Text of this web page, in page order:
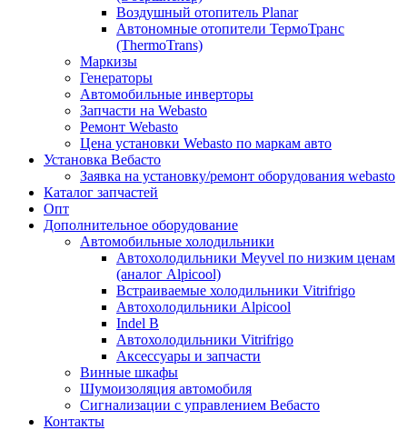
Воздушный отопитель Planar
Автономные отопители ТермоТранс
(ThermoTrans)
Маркизы
Генераторы
Автомобильные инверторы
Запчасти на Webasto
Ремонт Webasto
Цена установки Webasto по маркам авто
Установка Вебасто
Заявка на установку/ремонт оборудования webasto
Каталог запчастей
Опт
Дополнительное оборудование
Автомобильные холодильники
Автохолодильники Meyvel по низким ценам
(аналог Alpicool)
Встраиваемые холодильники Vitrifrigo
Автохолодильники Alpicool
Indel B
Автохолодильники Vitrifrigo
Аксессуары и запчасти
Винные шкафы
Шумоизоляция автомобиля
Сигнализации с управлением Вебасто
Контакты